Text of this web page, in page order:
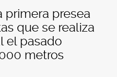
primera presea
que se realiza
el pasado
metros